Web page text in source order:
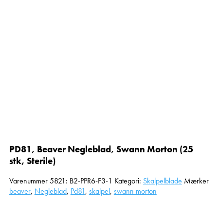
PD81, Beaver Negleblad, Swann Morton (25
stk, Sterile)
Varenummer5821: B2-PPR6-F3-1 Kategori: Skalpelblade Mærker
beaver, Negleblad, Pd81, skalpel, swann morton